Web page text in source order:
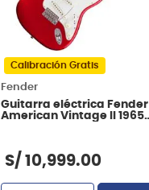
Calibración Gratis
Fender
Guitarra eléctrica Fender
American Vintage II 1965
S/ 10,999.00